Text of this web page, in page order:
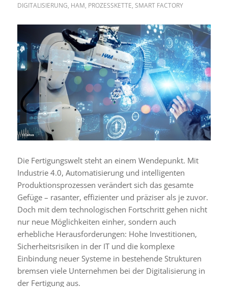
DIGITALISIERUNG, HAM, PROZESSKETTE, SMART FACTORY
Die Fertigungswelt steht an einem Wendepunkt. Mit
Industrie 4.0, Automatisierung und intelligenten
Produktionsprozessen verändert sich das gesamte
Gefüge – rasanter, effizienter und präziser als je zuvor.
Doch mit dem technologischen Fortschritt gehen nicht
nur neue Möglichkeiten einher, sondern auch
erhebliche Herausforderungen: Hohe Investitionen,
Sicherheitsrisiken in der IT und die komplexe
Einbindung neuer Systeme in bestehende Strukturen
bremsen viele Unternehmen bei der Digitalisierung in
der Fertigung aus.